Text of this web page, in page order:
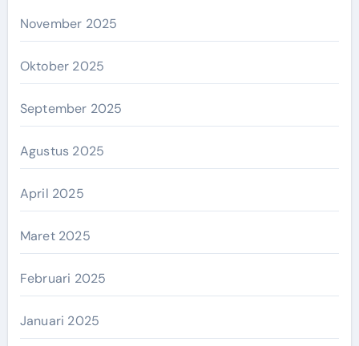
November 2025
Oktober 2025
September 2025
Agustus 2025
April 2025
Maret 2025
Februari 2025
Januari 2025